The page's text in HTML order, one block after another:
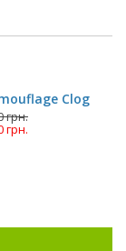
Clog
грн.
грн.